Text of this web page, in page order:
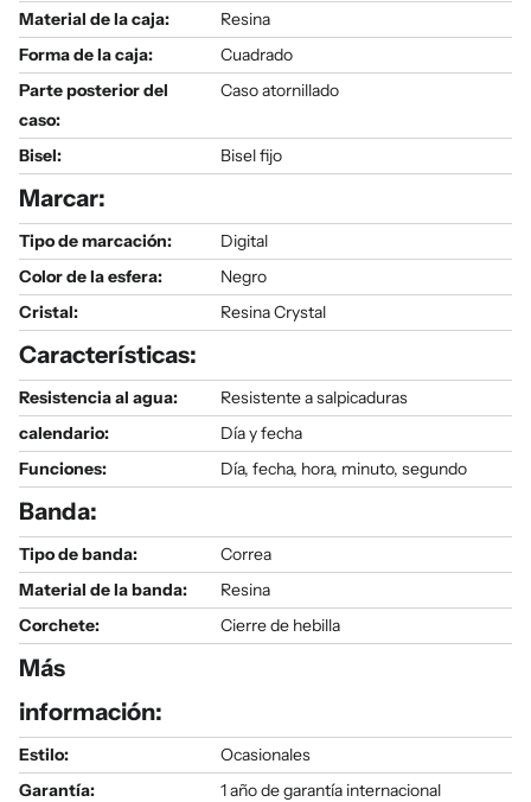
Material de la caja:
Resina
Forma de la caja:
Cuadrado
Parte posterior del
caso:
Caso atornillado
Bisel: Bisel fijo
Marcar:
Tipo de marcación:
Digital
Color de la esfera:
Negro
Cristal:
Resina Crystal
Características:
Resistencia al agua:
Resistente a salpicaduras
calendario:
Día y fecha
Funciones:
Día, fecha, hora, minuto, segundo
Banda:
Tipo de banda:
Correa
Material de la banda:
Resina
Corchete:
Cierre de hebilla
Más
información:
Estilo:
Ocasionales
Garantía:
1 año de garantía internacional